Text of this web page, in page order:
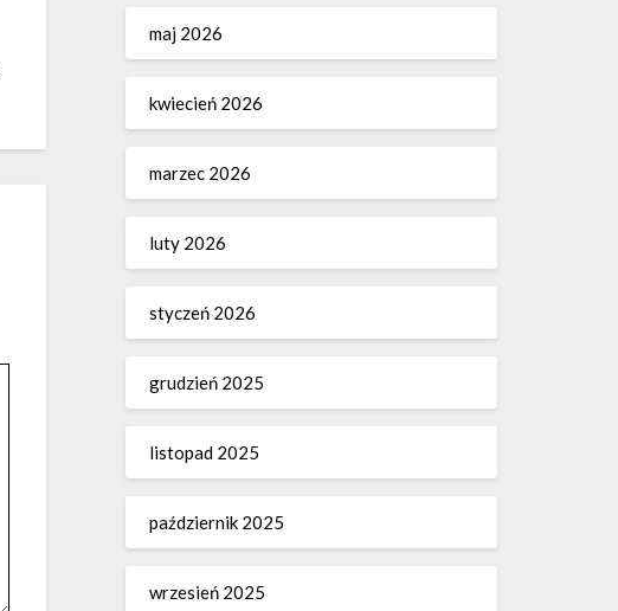
maj 2026
kwiecień 2026
marzec 2026
luty 2026
styczeń 2026
grudzień 2025
listopad 2025
październik 2025
wrzesień 2025